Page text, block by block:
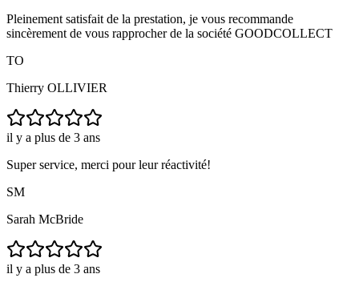
Pleinement satisfait de la prestation, je vous recommande
sincèrement de vous rapprocher de la société GOODCOLLECT
TO
Thierry OLLIVIER
il y a plus de 3 ans
Super service, merci pour leur réactivité!
SM
Sarah McBride
il y a plus de 3 ans